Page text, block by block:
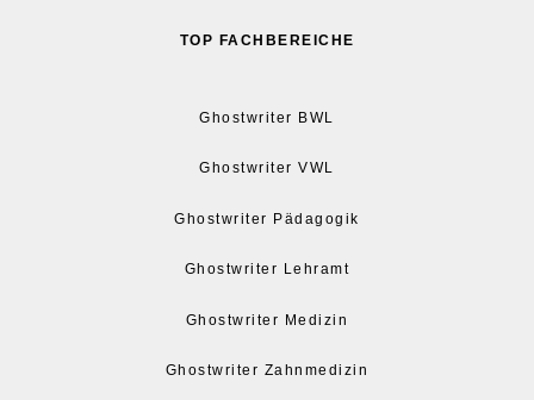
TOP FACHBEREICHE
Ghostwriter BWL
Ghostwriter VWL
Ghostwriter Pädagogik
Ghostwriter Lehramt
Ghostwriter Medizin
Ghostwriter Zahnmedizin